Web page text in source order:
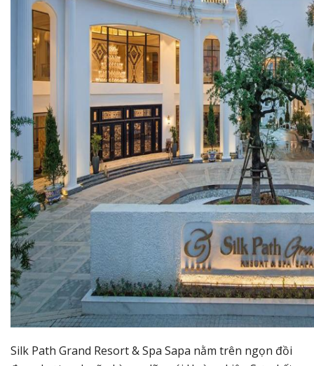
Silk Path Grand Resort & Spa Sapa nằm trên ngọn đồi